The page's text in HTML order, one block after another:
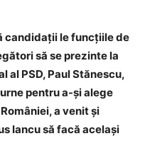
candidații le funcțiile de
să se prezinte la
al PSD, Paul Stănescu,
pentru a-și alege
a venit și
Iancu să facă același